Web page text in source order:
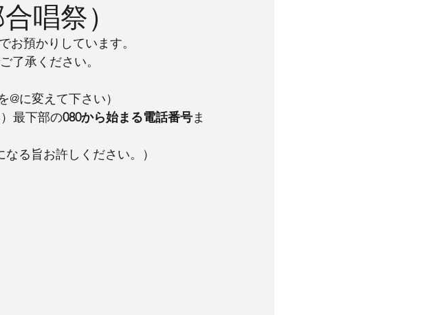
唱祭）
お預かりしています。
了承ください。
@に変えて下さい）
最下部の080から始まる電話番号ま
る旨お許しください。）